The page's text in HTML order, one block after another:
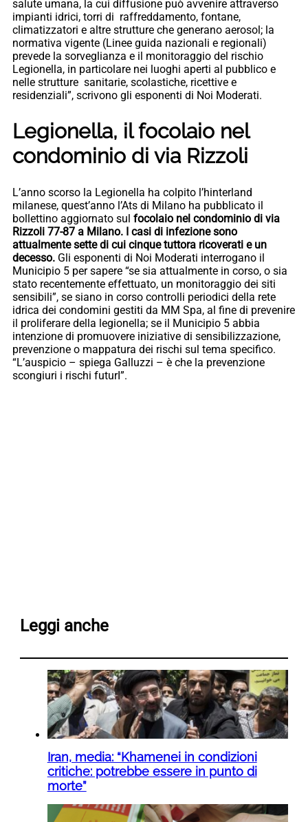
salute umana, la cui diffusione può avvenire attraverso
impianti idrici, torri di raffreddamento, fontane,
climatizzatori e altre strutture che generano aerosol; la
normativa vigente (Linee guida nazionali e regionali)
prevede la sorveglianza e il monitoraggio del rischio
Legionella, in particolare nei luoghi aperti al pubblico e
nelle strutture sanitarie, scolastiche, ricettive e
residenziali”, scrivono gli esponenti di Noi Moderati.
Legionella, il focolaio nel
condominio di via Rizzoli
L’anno scorso la Legionella ha colpito l’hinterland
milanese, quest’anno l’Ats di Milano ha pubblicato il
bollettino aggiornato sul focolaio nel condominio di via
Rizzoli 77-87 a Milano. I casi di infezione sono
attualmente sette di cui cinque tuttora ricoverati e un
decesso. Gli esponenti di Noi Moderati interrogano il
Municipio 5 per sapere “se sia attualmente in corso, o sia
stato recentemente effettuato, un monitoraggio dei siti
sensibili”, se siano in corso controlli periodici della rete
idrica dei condomini gestiti da MM Spa, al fine di prevenire
il proliferare della legionella; se il Municipio 5 abbia
intenzione di promuovere iniziative di sensibilizzazione,
prevenzione o mappatura dei rischi sul tema specifico.
“L’auspicio – spiega Galluzzi – è che la prevenzione
scongiuri i rischi futurI”.
Leggi anche
Iran, media: “Khamenei in condizioni
critiche: potrebbe essere in punto di
morte”